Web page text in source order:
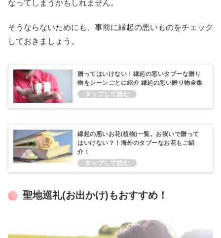
なってしまうかもしれません。
そうならないためにも、事前に縁起の悪いものをチェック
しておきましょう。
贈ってはいけない！縁起の悪いタブーな贈り
物をシーンごとに紹介 縁起の悪い贈り物全集
縁起の悪いお花(植物)一覧。お祝いで贈って
はいけない？！海外のタブーなお花もご紹
介！
聖地巡礼(お出かけ)もおすすめ！